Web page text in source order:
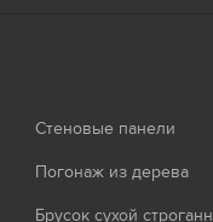
Стеновые панели
Погонаж из дерева
Брусок сухой